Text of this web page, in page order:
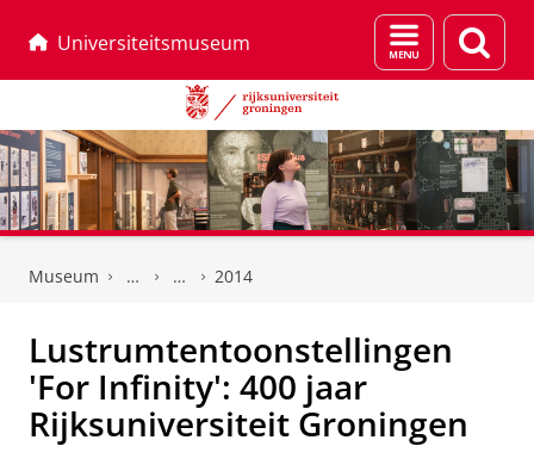
Universiteitsmuseum
Menu
en
Museum 2014
Lustrumtentoonstellingen
'For Infinity': 400 jaar
Rijksuniversiteit Groningen